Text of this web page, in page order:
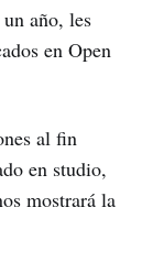
año, les
en Open
al fin
en studio,
mostrará la